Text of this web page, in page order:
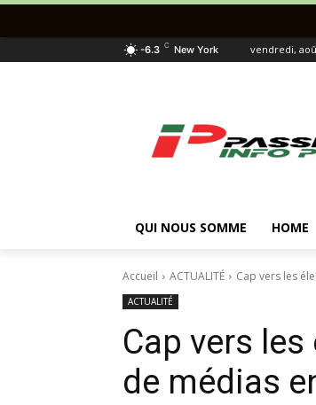
-6.3 C New York vendredi,
QUI NOUS SOMME HOME
Accueil ACTUALITÉ Cap vers les
ACTUALITÉ
Cap vers
de médias